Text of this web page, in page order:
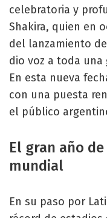
celebratoria y
Shakira, quien en
del lanzamiento
dio voz a toda una
En esta nueva
con una puesta
el público
El gran año
mundial
En su paso por